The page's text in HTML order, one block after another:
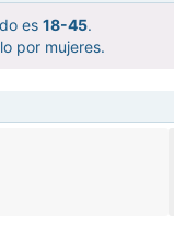
es 18-45.
por mujeres.